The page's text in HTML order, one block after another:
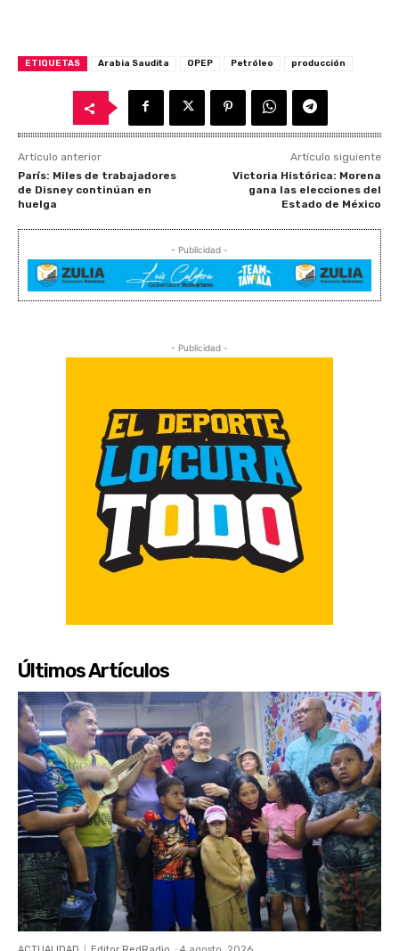
ETIQUETAS Arabia Saudita OPEP Petróleo producción
Artículo anterior
París: Miles de trabajadores
de Disney continúan en
huelga
Artículo siguiente
Victoria Histórica: Morena
gana las elecciones del
Estado de México
- Publicidad -
- Publicidad -
Últimos Artículos